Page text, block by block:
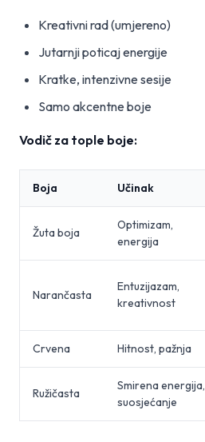
Kreativni rad (umjereno)
Jutarnji poticaj energije
Kratke, intenzivne sesije
Samo akcentne boje
Vodič za tople boje:
Boja Učinak
Žuta boja
Optimizam,
energija
Narančasta
Entuzijazam,
kreativnost
Crvena Hitnost, pažnja
Ružičasta
Smirena energija,
suosjećanje